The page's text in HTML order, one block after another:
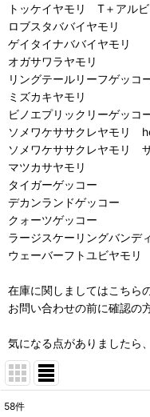
トッケイヤモリ T＋アル
ロブスタババイヤモリ
ゲイタイナババイヤモリ
オガサワラヤモリ
リングテールリーフゲッコ
ミズカキヤモリ
ビノエプリックリーゲッコ
ソメワケササクレヤモリ
ソメワケササクレヤモリ
マツカサヤモリ
タイガーゲッコー
デカンランドゲッコー
クォーツゲッコー
ラージスケーリングバンデ
ウェーバーフトユビヤモリ
在庫に関しましてはこちら
お問い合わせの前に確認の
気になる点がありましたら
58件